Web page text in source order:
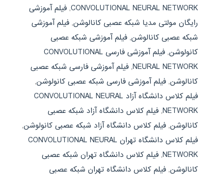
CONVOLUTIONAL NEURAL NETWORK
, فیلم آموزشی
رایگان مولتی مدیا شبکه عصبی کانالوشن, فیلم آموزشی
شبکه عصبی کانالوشن, فیلم آموزشی شبکه عصبی
کانولوشن,
فیلم آموزشی فارسی CONVOLUTIONAL
NEURAL NETWORK
, فیلم آموزشی فارسی شبکه عصبی
کانالوشن, فیلم آموزشی فارسی شبکه عصبی کانولوشن,
فیلم کلاس دانشگاه آزاد CONVOLUTIONAL NEURAL
NETWORK
, فیلم کلاس دانشگاه آزاد شبکه عصبی
کانالوشن, فیلم کلاس دانشگاه آزاد شبکه عصبی کانولوشن,
فیلم کلاس دانشگاه تهران CONVOLUTIONAL NEURAL
NETWORK
, فیلم کلاس دانشگاه تهران شبکه عصبی
کانالوشن, فیلم کلاس دانشگاه تهران شبکه عصبی